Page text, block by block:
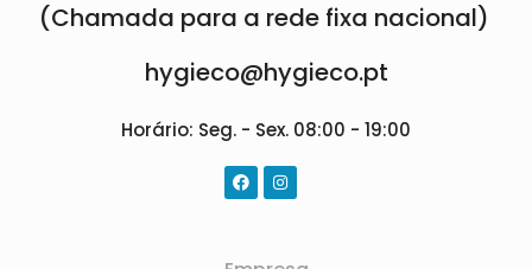
(Chamada para a rede fixa nacional)
hygieco@hygieco.pt
Horário: Seg. - Sex. 08:00 - 19:00